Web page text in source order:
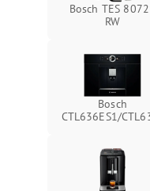
Bosch TES
RW
Bosch
CTL636ES1/